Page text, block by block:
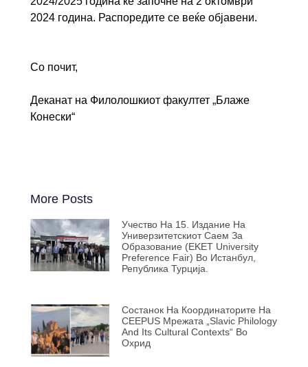
2024 година. Распоредите се веќе објавени.
Со почит,
Деканат на Филолошкиот факултет „Блаже
Конески“
More Posts
Учество На 15. Издание На
Универзитетскиот Саем За
Образование (EKET University
Preference Fair) Во Истанбул,
Република Турција.
Состанок На Координаторите На
CEEPUS Мрежата „Slavic Philology
And Its Cultural Contexts“ Во
Охрид